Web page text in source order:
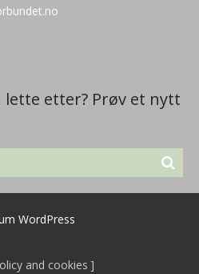
lette etter? Prøv et nytt
WordPress
and cookies